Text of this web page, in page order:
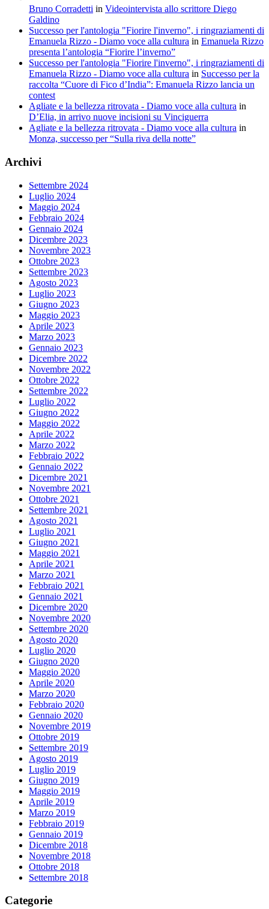
Bruno Corradetti in Videointervista allo scrittore Diego
Galdino
Successo per l'antologia "Fiorire l'inverno", i ringraziamenti di
Emanuela Rizzo - Diamo voce alla cultura in Emanuela Rizzo
presenta l’antologia “Fiorire l’inverno”
Successo per l'antologia "Fiorire l'inverno", i ringraziamenti di
Emanuela Rizzo - Diamo voce alla cultura in Successo per la
raccolta “Cuore di Fico d’India”: Emanuela Rizzo lancia un
contest
Agliate e la bellezza ritrovata - Diamo voce alla cultura in
D’Elia, in arrivo nuove incisioni su Vinciguerra
Agliate e la bellezza ritrovata - Diamo voce alla cultura in
Monza, successo per “Sulla riva della notte”
Archivi
Settembre 2024
Luglio 2024
Maggio 2024
Febbraio 2024
Gennaio 2024
Dicembre 2023
Novembre 2023
Ottobre 2023
Settembre 2023
Agosto 2023
Luglio 2023
Giugno 2023
Maggio 2023
Aprile 2023
Marzo 2023
Gennaio 2023
Dicembre 2022
Novembre 2022
Ottobre 2022
Settembre 2022
Luglio 2022
Giugno 2022
Maggio 2022
Aprile 2022
Marzo 2022
Febbraio 2022
Gennaio 2022
Dicembre 2021
Novembre 2021
Ottobre 2021
Settembre 2021
Agosto 2021
Luglio 2021
Giugno 2021
Maggio 2021
Aprile 2021
Marzo 2021
Febbraio 2021
Gennaio 2021
Dicembre 2020
Novembre 2020
Settembre 2020
Agosto 2020
Luglio 2020
Giugno 2020
Maggio 2020
Aprile 2020
Marzo 2020
Febbraio 2020
Gennaio 2020
Novembre 2019
Ottobre 2019
Settembre 2019
Agosto 2019
Luglio 2019
Giugno 2019
Maggio 2019
Aprile 2019
Marzo 2019
Febbraio 2019
Gennaio 2019
Dicembre 2018
Novembre 2018
Ottobre 2018
Settembre 2018
Categorie